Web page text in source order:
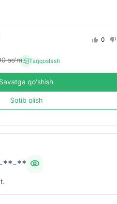
0
so'm Taqqoslash
Savatga qo'shish
Sotib olish
**-**